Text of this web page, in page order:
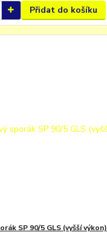
Přidat do košíku
SP 90/5 GLS (vyšší výkon)